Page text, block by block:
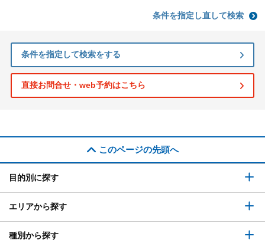
条件を指定し直して検索
条件を指定して検索をする
直接お問合せ・web予約はこちら
このページの先頭へ
目的別に探す
エリアから探す
種別から探す